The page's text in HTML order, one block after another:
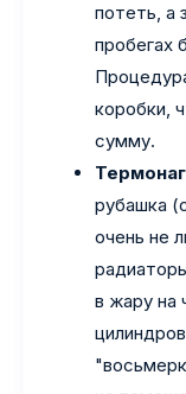
потеть, а
пробегах
коробки,
сумму.
рубашка
очень не
в жару на